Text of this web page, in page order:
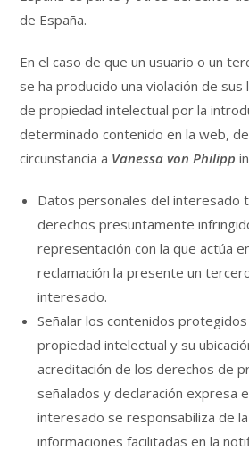
de España.
En el caso de que un usuario o un
se ha producido una violación de
de propiedad intelectual por la
determinado contenido en la web,
circunstancia a Vanessa von Philipp
Datos personales del interesado
derechos presuntamente
representación con la que actúa
reclamación la presente un
interesado.
Señalar los contenidos
propiedad intelectual y su
acreditación de los derechos de
señalados y declaración expresa
interesado se responsabiliza de
informaciones facilitadas en la